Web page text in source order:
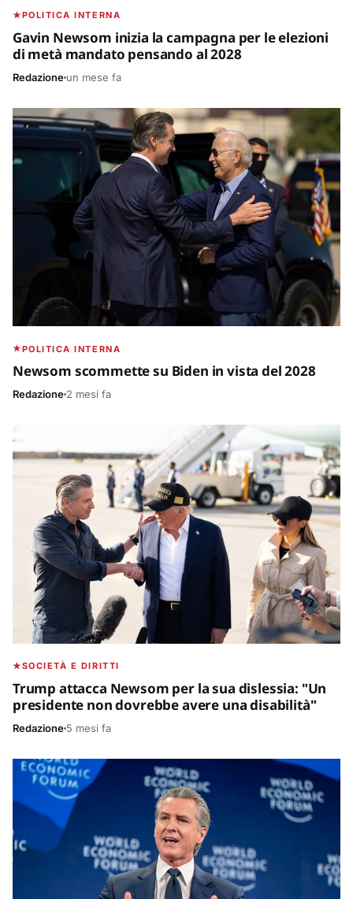
POLITICA INTERNA
Gavin Newsom inizia la campagna per le elezioni
di metà mandato pensando al 2028
Redazione un mese fa
POLITICA INTERNA
Newsom scommette su Biden in vista del 2028
Redazione 2 mesi fa
SOCIETÀ E DIRITTI
Trump attacca Newsom per la sua dislessia: "Un
presidente non dovrebbe avere una disabilità"
Redazione 5 mesi fa